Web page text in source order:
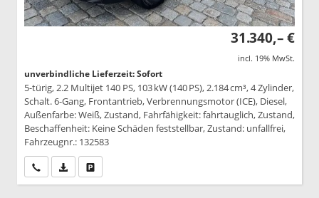
31.340,– €
incl. 19% MwSt.
unverbindliche Lieferzeit: Sofort
5-türig, 2.2 Multijet 140 PS, 103 kW (140 PS), 2.184 cm³, 4 Zylinder,
Schalt. 6-Gang, Frontantrieb, Verbrennungsmotor (ICE), Diesel,
Außenfarbe: Weiß, Zustand, Fahrfähigkeit: fahrtauglich, Zustand,
Beschaffenheit: Keine Schäden feststellbar, Zustand: unfallfrei,
Fahrzeugnr.: 132583
Wir rufen Sie anPDF-Datei, Fahrzeugexposé drucken